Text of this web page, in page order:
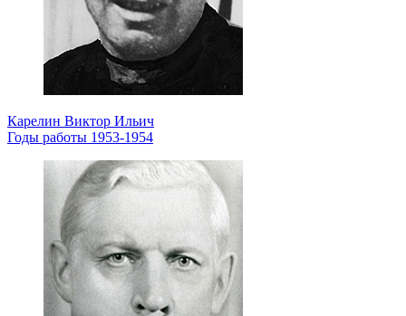
Карелин Виктор Ильич
Годы работы 1953-1954